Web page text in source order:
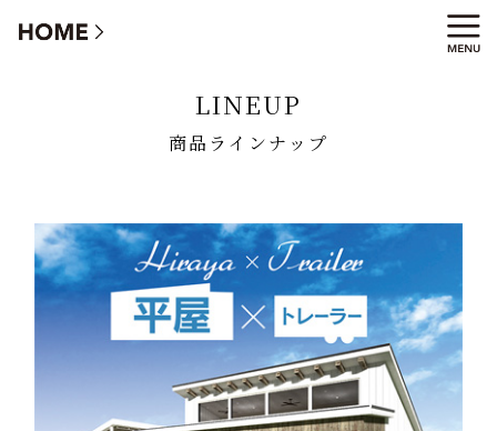
商品ラインナップ
LINEUP
商品ラインナップ